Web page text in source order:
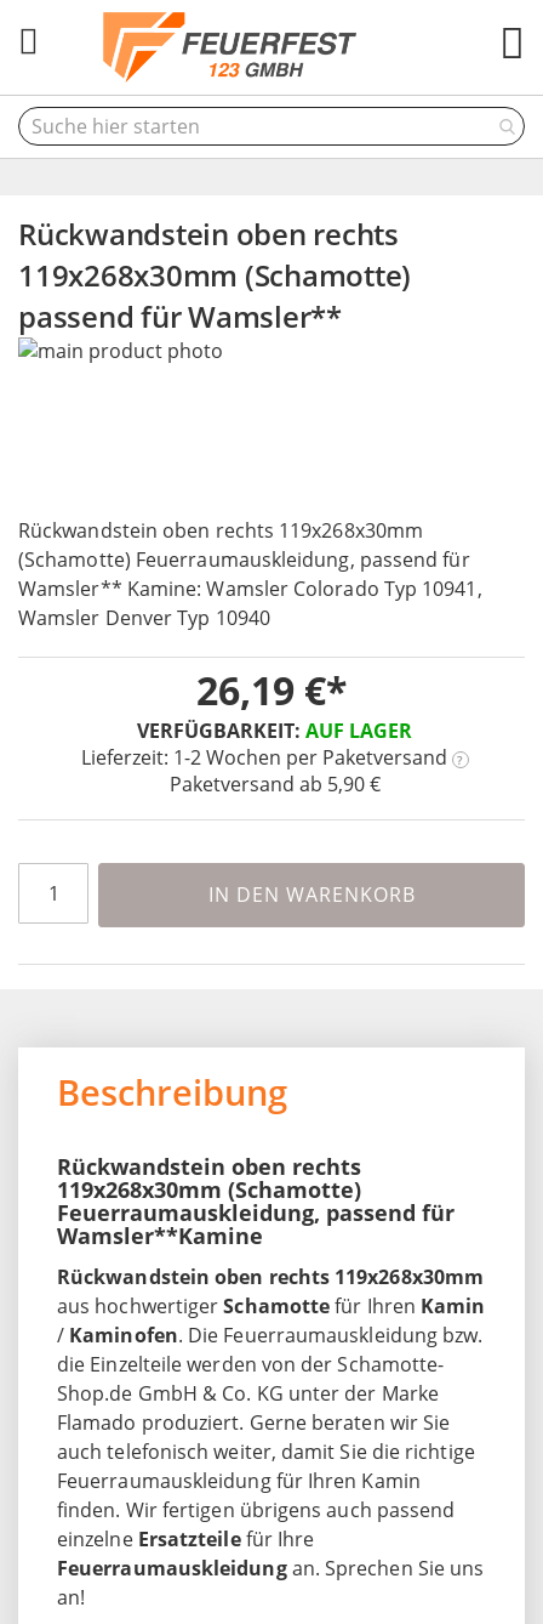
Rückwandstein oben rechts
119x268x30mm (Schamotte)
passend für Wamsler**
Rückwandstein oben rechts 119x268x30mm
(Schamotte) Feuerraumauskleidung, passend für
Wamsler** Kamine: Wamsler Colorado Typ 10941,
Wamsler Denver Typ 10940
VERFÜGBARKEIT: AUF LAGER
Lieferzeit: 1-2 Wochen per Paketversand ?
Paketversand ab 5,90 €
26,19 €
IN DEN WARENKORB
Skip
gallery
to
the
beginning
of
images
Beschreibung
Rückwandstein oben rechts
119x268x30mm (Schamotte)
Feuerraumauskleidung, passend für
Wamsler**Kamine
Rückwandstein oben rechts 119x268x30mm
aus hochwertigerSchamottefür Ihren Kamin
/ Kaminofen. Die Feuerraumauskleidung bzw.
die Einzelteile werden von der Schamotte-
Shop.de GmbH & Co. KG unter der Marke
Flamado produziert. Gerne beraten wir Sie
auch telefonisch weiter, damit Sie die richtige
Feuerraumauskleidung für Ihren Kamin
finden. Wir fertigen übrigens auch passend
einzelne Ersatzteilefür Ihre
Feuerraumauskleidungan. Sprechen Sie uns
an!